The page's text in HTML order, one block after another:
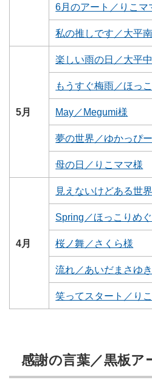
6月のアート／りこマ
私の推しです／大平
5月
楽しい雨の日／大平
もうすぐ梅雨／ほっ
May／Megumi様
夢の世界／ゆかっぴ
母の日／りこママ様
4月
見えないけどある世
Spring／ほっこりめ
桜ノ舞／さくら様
流れ／あいだまさゆ
笑ってスタート／り
感謝の言葉／黒板ア